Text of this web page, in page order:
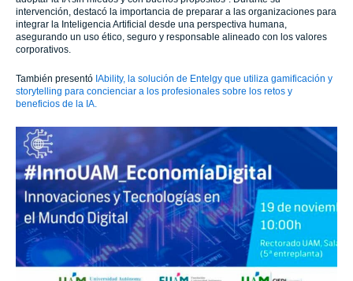
intervención, destacó la importancia de preparar a las organizaciones para
integrar la Inteligencia Artificial desde una perspectiva humana,
asegurando un uso ético, seguro y responsable alineado con los valores
corporativos.
También presentó IAbility, la solución de Entelgy que utiliza gamificación y
storytelling para concienciar a los profesionales sobre los retos y
beneficios de la IA.